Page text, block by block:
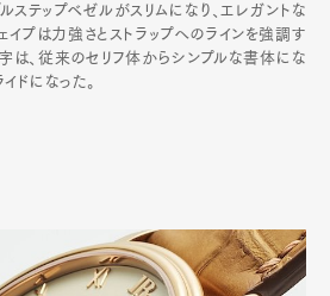
ステップベゼルがスリムになり、エレガントな
プは力強さとストラップへのラインを強調す
は、従来のセリフ体からシンプルな書体にな
ドになった。